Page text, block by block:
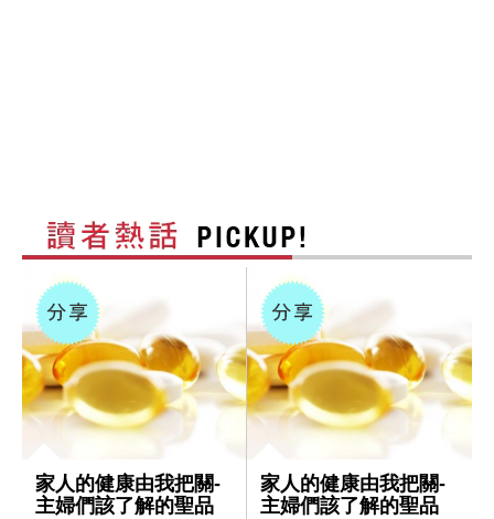
家人的健康由我把關-
主婦們該了解的聖品
家人的健康由我把關-
主婦們該了解的聖品